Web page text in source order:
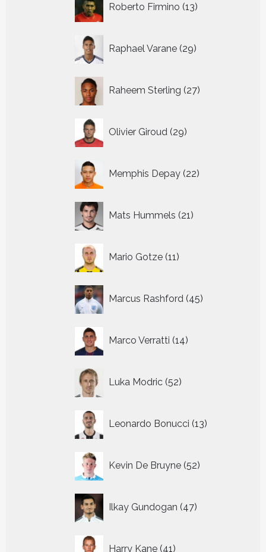
Roberto Firmino 13
producten
Raphael Varane 29
producten
Raheem Sterling 27
producten
Olivier Giroud 29
producten
Memphis Depay 22
producten
Mats Hummels 21
producten
Mario Gotze 11
producten
Marcus Rashford 45
producten
Marco Verratti 14
producten
Luka Modric 52
producten
Leonardo Bonucci 13
producten
Kevin De Bruyne 52
producten
Ilkay Gundogan 47
producten
Harry Kane 41